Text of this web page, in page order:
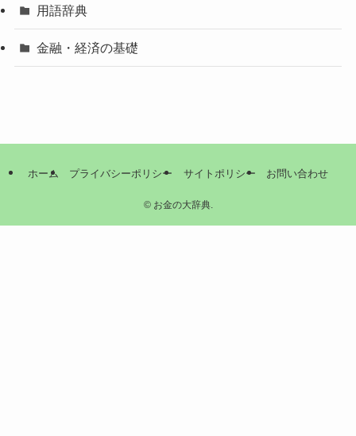
用語辞典
金融・経済の基礎
ホーム プライバシーポリシー サイトポリシー お問い合わせ
©お金の大辞典.